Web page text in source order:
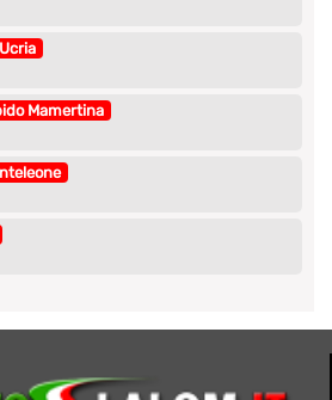
Mamertina